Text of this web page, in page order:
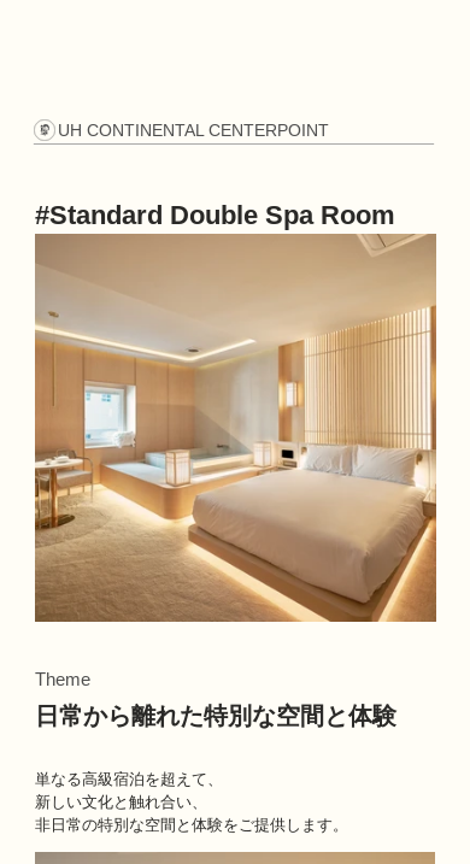
Theme
単なる高級宿泊を超えて、
新しい文化と触れ合い、
非日常の特別な空間と体験をご提供します。
日常から離れた特別な空間と体験
UH CONTINENTAL CENTERPOINT
#Standard Double Spa Room